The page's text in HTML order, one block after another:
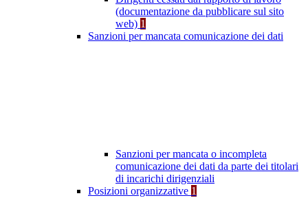
(documentazione da pubblicare sul sito
web) 1
Sanzioni per mancata comunicazione dei dati
Sanzioni per mancata o incompleta
comunicazione dei dati da parte dei titolari
di incarichi dirigenziali
Posizioni organizzative 1